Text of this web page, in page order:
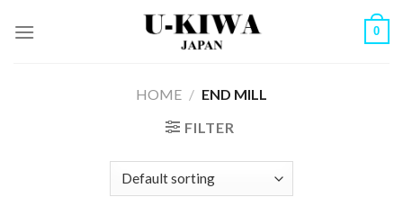
0
HOME / END MILL
FILTER